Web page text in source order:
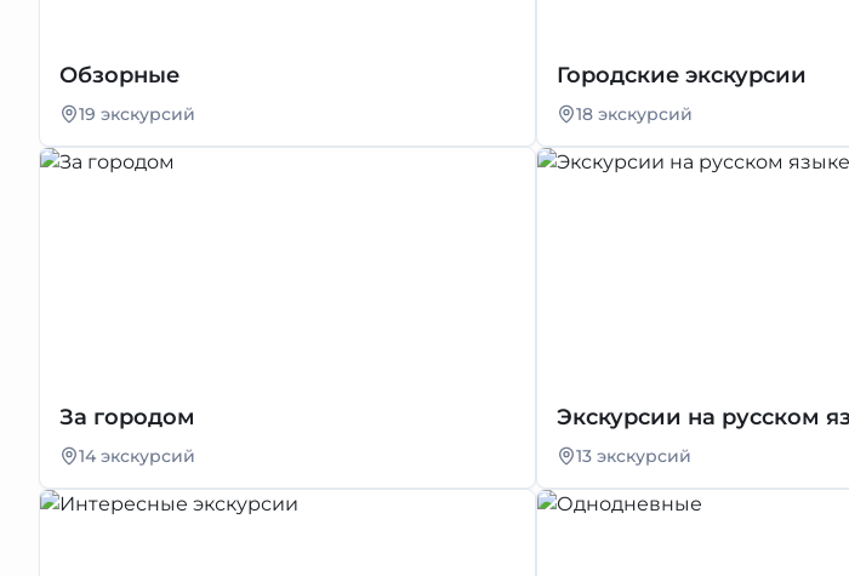
Обзорные
19 экскурсий
Городские экскурсии
18 экскурсий
За городом
14 экскурсий
Экскурсии на русском
13 экскурсий